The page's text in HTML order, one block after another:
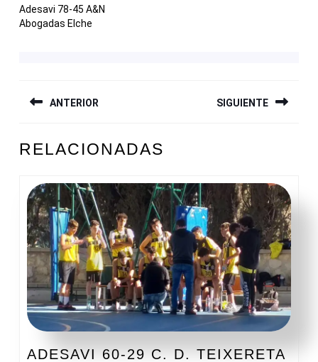
Adesavi 78-45 A&N
Abogadas Elche
DE
ANTERIOR
anterior:
SIGUIENTE
entrada:
RELACIONADAS
ADESAVI 60-29 C. D. TEIXERETA